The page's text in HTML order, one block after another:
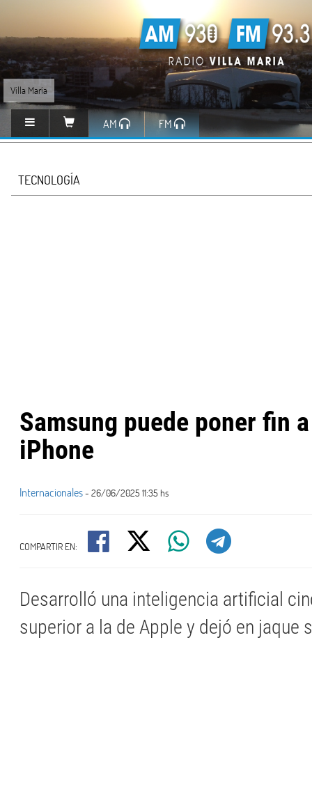
Villa María
AM FM
TECNOLOGÍA
Samsung puede poner fin
iPhone
Internacionales- 26/06/2025 11:35 hs
COMPARTIR EN:
Desarrolló una inteligencia artificial
superior a la de Apple y dejó en jaque